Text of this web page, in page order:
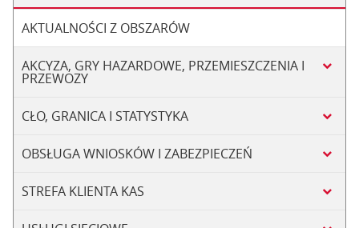
AKTUALNOŚCI Z OBSZARÓW
AKCYZA, GRY HAZARDOWE, PRZEMIESZCZENIA I
PRZEWOZY
CŁO, GRANICA I STATYSTYKA
OBSŁUGA WNIOSKÓW I ZABEZPIECZEŃ
STREFA KLIENTA KAS